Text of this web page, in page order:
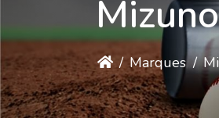
Mizuno
/ Marques /